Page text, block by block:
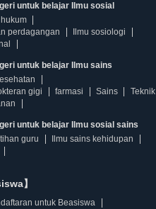
untuk belajar Ilmu sosial
hukum
perdagangan
Ilmu sosiologi
untuk belajar Ilmu sains
gigi
farmasi Sains
Teknik
untuk belajar Ilmu sosial sains
guru
Ilmu sains kehidupan
】
untuk Beasiswa